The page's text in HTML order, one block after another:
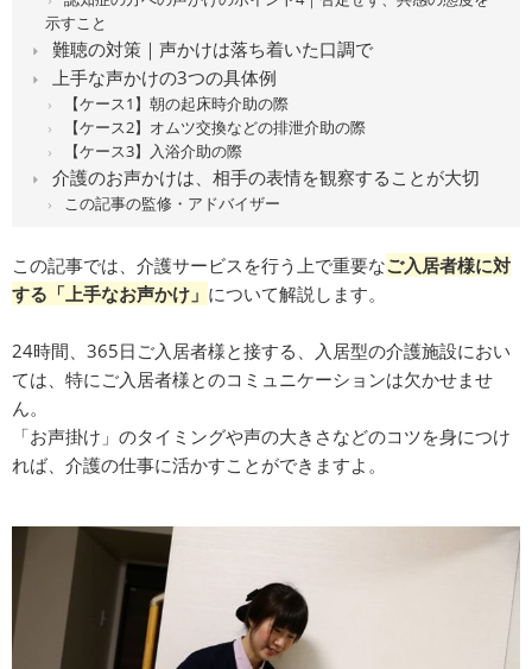
示すこと
難聴の対策｜声かけは落ち着いた⼝調で
上手な声かけの3つの具体例
【ケース1】朝の起床時介助の際
【ケース2】オムツ交換などの排泄介助の際
【ケース3】入浴介助の際
介護のお声かけは、相手の表情を観察することが大切
この記事の監修・アドバイザー
この記事では、介護サービスを行う上で重要なご入居者様に対
する「上手なお声かけ」 について解説します。
24時間、365日ご入居者様と接する、入居型の介護施設におい
ては、特にご入居者様とのコミュニケーションは欠かせませ
ん。
「お声掛け」のタイミングや声の大きさなどのコツを身につけ
れば、介護の仕事に活かすことができますよ。